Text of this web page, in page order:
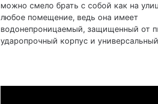
можно смело брать с собой как на
любое помещение, ведь она имеет
водонепроницаемый, защищенный от
ударопрочный корпус и